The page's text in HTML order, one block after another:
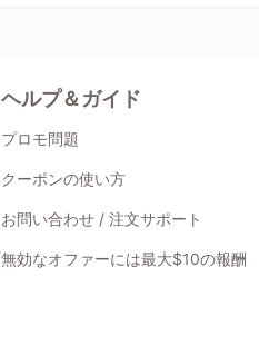
ヘルプ＆ガイド
プロモ問題
クーポンの使い方
お問い合わせ / 注文サポート
無効なオファーには最大$10の報酬